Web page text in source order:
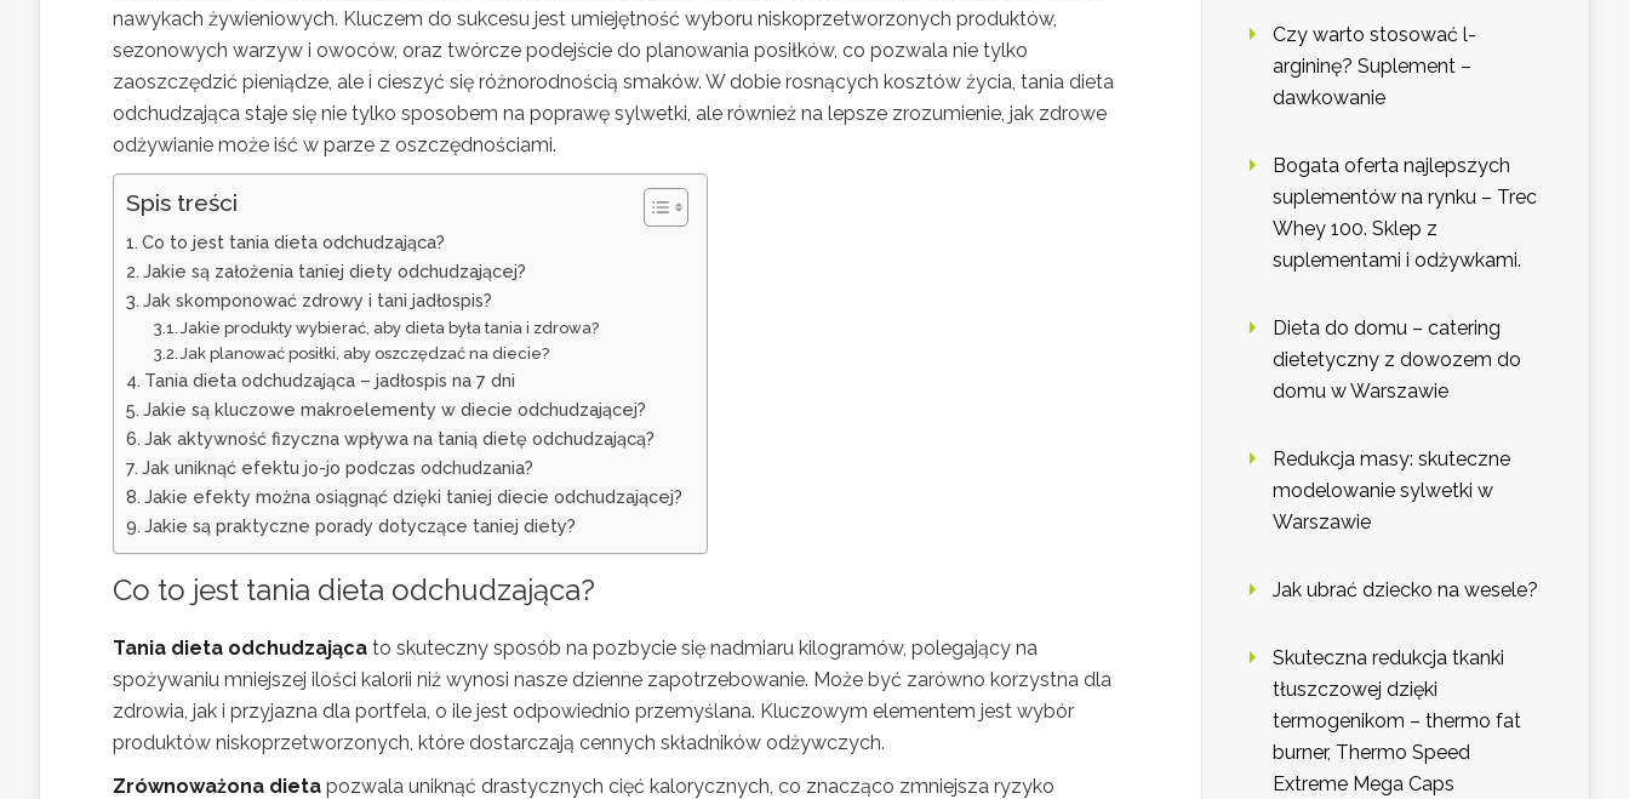
nawykach żywieniowych. Kluczem do sukcesu jest umiejętność wyboru niskoprzetworzonych produktów,
sezonowych warzyw i owoców, oraz twórcze podejście do planowania posiłków, co pozwala nie tylko
zaoszczędzić pieniądze, ale i cieszyć się różnorodnością smaków. W dobie rosnących kosztów życia, tania dieta
odchudzająca staje się nie tylko sposobem na poprawę sylwetki, ale również na lepsze zrozumienie, jak zdrowe
odżywianie może iść w parze z oszczędnościami.
Spis treści
Co to jest tania dieta odchudzająca?
Jakie są założenia taniej diety odchudzającej?
Jak skomponować zdrowy i tani jadłospis?
Jakie produkty wybierać, aby dieta była tania i zdrowa?
Jak planować posiłki, aby oszczędzać na diecie?
Tania dieta odchudzająca – jadłospis na 7 dni
Jakie są kluczowe makroelementy w diecie odchudzającej?
Jak aktywność fizyczna wpływa na tanią dietę odchudzającą?
Jak uniknąć efektu jo-jo podczas odchudzania?
Jakie efekty można osiągnąć dzięki taniej diecie odchudzającej?
Jakie są praktyczne porady dotyczące taniej diety?
Co to jest tania dieta odchudzająca?
Tania dieta odchudzająca to skuteczny sposób na pozbycie się nadmiaru kilogramów, polegający na
spożywaniu mniejszej ilości kalorii niż wynosi nasze dzienne zapotrzebowanie. Może być zarówno korzystna dla
zdrowia, jak i przyjazna dla portfela, o ile jest odpowiednio przemyślana. Kluczowym elementem jest wybór
produktów niskoprzetworzonych, które dostarczają cennych składników odżywczych.
Zrównoważona dieta pozwala uniknąć drastycznych cięć kalorycznych, co znacząco zmniejsza ryzyko
Czy warto stosować l-
argininę? Suplement –
dawkowanie
Bogata oferta najlepszych
suplementów na rynku – Trec
Whey 100. Sklep z
suplementami i odżywkami.
Dieta do domu – catering
dietetyczny z dowozem do
domu w Warszawie
Redukcja masy: skuteczne
modelowanie sylwetki w
Warszawie
Jak ubrać dziecko na wesele?
Skuteczna redukcja tkanki
tłuszczowej dzięki
termogenikom – thermo fat
burner, Thermo Speed
Extreme Mega Caps